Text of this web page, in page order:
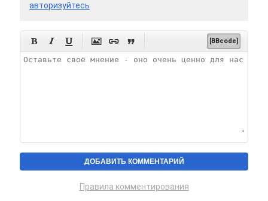
авторизуйтесь
      [BBcode]
Правила комментирования